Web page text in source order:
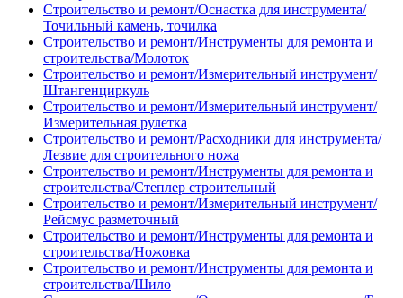
Строительство и ремонт/Оснастка для инструмента/
Точильный камень, точилка
Строительство и ремонт/Инструменты для ремонта и
строительства/Молоток
Строительство и ремонт/Измерительный инструмент/
Штангенциркуль
Строительство и ремонт/Измерительный инструмент/
Измерительная рулетка
Строительство и ремонт/Расходники для инструмента/
Лезвие для строительного ножа
Строительство и ремонт/Инструменты для ремонта и
строительства/Степлер строительный
Строительство и ремонт/Измерительный инструмент/
Рейсмус разметочный
Строительство и ремонт/Инструменты для ремонта и
строительства/Ножовка
Строительство и ремонт/Инструменты для ремонта и
строительства/Шило